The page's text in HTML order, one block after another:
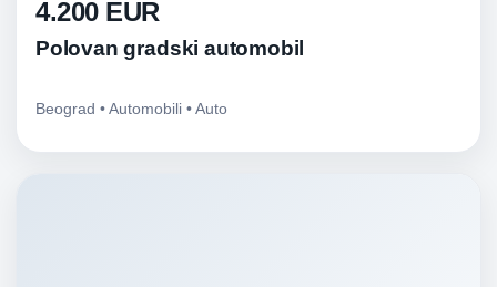
4.200 EUR
Polovan gradski automobil
Beograd • Automobili • Auto